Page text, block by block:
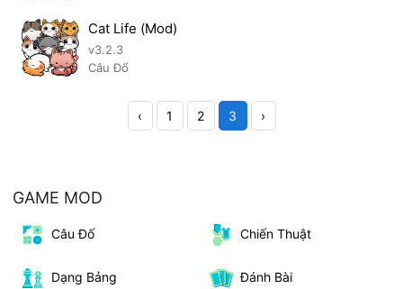
Cat Life (Mod)
v3.2.3
Câu Đố
‹ 1 2 3 ›
GAME MOD
Câu Đố Chiến Thuật
Dạng Bảng Đánh Bài